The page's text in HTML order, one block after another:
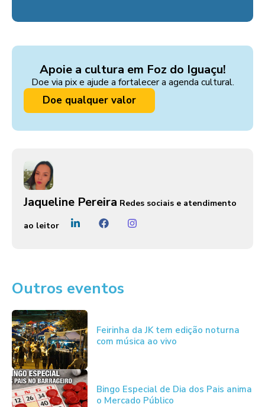
Apoie a cultura em Foz do Iguaçu!
Doe via pix e ajude a fortalecer a agenda cultural.
Doe qualquer valor
Jaqueline Pereira Redes sociais e atendimento
ao leitor
Outros eventos
Feirinha da JK tem edição noturna
com música ao vivo
Bingo Especial de Dia dos Pais anima
o Mercado Público